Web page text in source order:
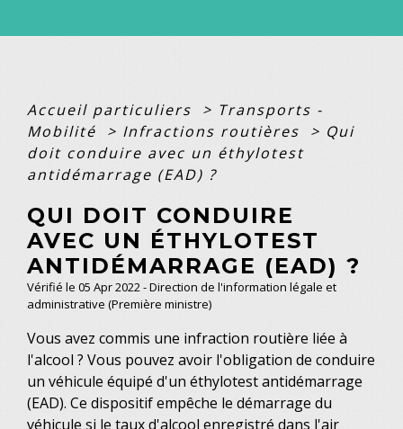
Accueil particuliers > Transports -
Mobilité
> Infractions routières > Qui
doit conduire avec un éthylotest
antidémarrage (EAD) ?
QUI DOIT CONDUIRE
AVEC UN ÉTHYLOTEST
ANTIDÉMARRAGE (EAD) ?
Vérifié le 05 Apr 2022 - Direction de l'information légale et
administrative (Première ministre)
Vous avez commis une infraction routière liée à
l'alcool ? Vous pouvez avoir l'obligation de conduire
un véhicule équipé d'un éthylotest antidémarrage
(EAD). Ce dispositif empêche le démarrage du
véhicule si le taux d'alcool enregistré dans l'air